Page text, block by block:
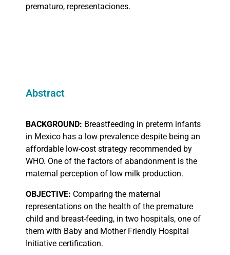
prematuro, representaciones.
Abstract
BACKGROUND: Breastfeeding in preterm infants
in Mexico has a low prevalence despite being an
affordable low-cost strategy recommended by
WHO. One of the factors of abandonment is the
maternal perception of low milk production.
OBJECTIVE: Comparing the maternal
representations on the health of the premature
child and breast-feeding, in two hospitals, one of
them with Baby and Mother Friendly Hospital
Initiative certification.